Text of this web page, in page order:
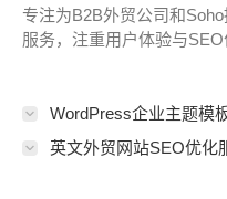
专注为B2B外贸公司和
服务，注重用户体验与
WordPress企业主题模
英文外贸网站SEO优化